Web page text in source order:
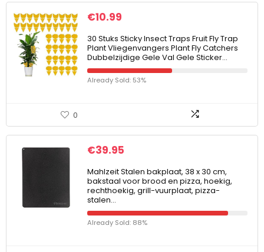
€10.99
30 Stuks Sticky Insect Traps Fruit Fly Trap
Plant Vliegenvangers Plant Fly Catchers
Dubbelzijdige Gele Val Gele Sticker…
Already Sold: 53%
0
€39.95
Mahlzeit Stalen bakplaat, 38 x 30 cm,
bakstaal voor brood en pizza, hoekig,
rechthoekig, grill-vuurplaat, pizza-
stalen…
Already Sold: 88%